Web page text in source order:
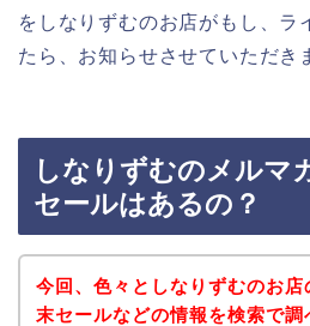
をしなりずむのお店がもし、ラ
たら、お知らせさせていただき
しなりずむのメルマ
セールはあるの？
今回、色々としなりずむのお店
末セールなどの情報を検索で調